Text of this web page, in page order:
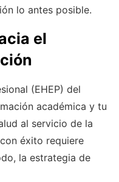
lo antes posible.
el
(EHEP) del
académica y tu
al servicio de la
éxito requiere
la estrategia de